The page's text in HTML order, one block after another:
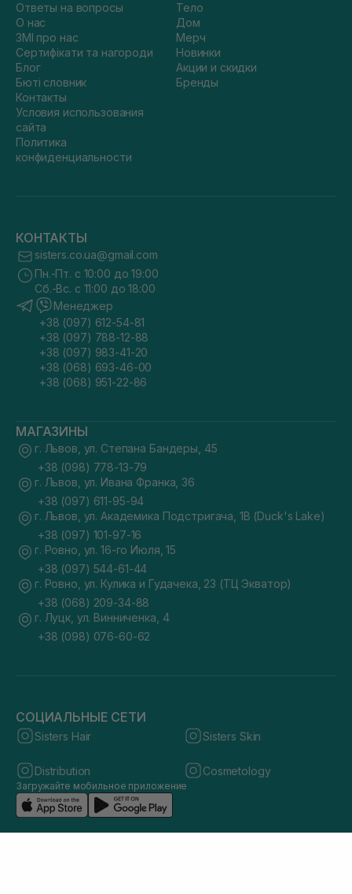
Ответы на вопросы
О нас
ЗМІ про нас
Сертифікати та нагороди
Блог
Бюті словник
Контакты
Условия использования
сайта
Политика
конфиденциальности
Тело
Дом
Мерч
Новинки
Акции и скидки
Бренды
КОНТАКТЫ
sisters.co.ua@gmail.com
Пн.-Пт. с 10:00 до 19:00
Сб.-Вс. с 11:00 до 18:00
Менеджер
+38 (097) 612-54-81
+38 (097) 788-12-88
+38 (097) 983-41-20
+38 (068) 693-46-00
+38 (068) 951-22-86
МАГАЗИНЫ
г. Львов, ул. Степана Бандеры, 45
+38 (098) 778-13-79
г. Львов, ул. Ивана Франка, 36
+38 (097) 611-95-94
г. Львов, ул. Академика Подстригача, 1В (Duck's Lake)
+38 (097) 101-97-16
г. Ровно, ул. 16-го Июля, 15
+38 (097) 544-61-44
г. Ровно, ул. Кулика и Гудачека, 23 (ТЦ Экватор)
+38 (068) 209-34-88
г. Луцк, ул. Винниченка, 4
+38 (098) 076-60-62
СОЦИАЛЬНЫЕ СЕТИ
Sisters Hair Sisters Skin
Distribution Cosmetology
Загружайте мобильное приложение